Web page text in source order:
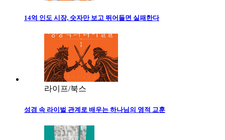
14억 인도 시장, 숫자만 보고 뛰어들면 실패한다
라이프/북스
성경 속 라이벌 관계로 배우는 하나님의 영적 교훈